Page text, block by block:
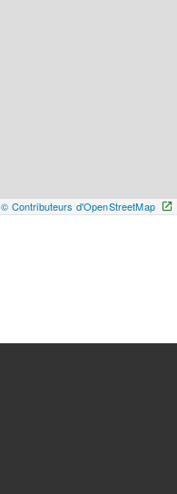
© Contributeurs d'OpenStreetMap